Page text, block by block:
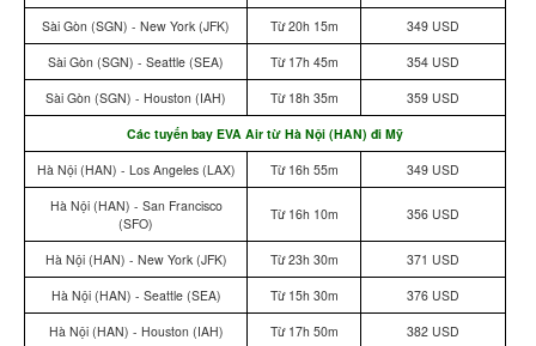
Sài Gòn (SGN) - New York (JFK) Từ 20h 15m
349 USD
Sài Gòn (SGN) - Seattle (SEA)
Từ 17h 45m
354 USD
Sài Gòn (SGN) - Houston (IAH)
Từ 18h 35m
359 USD
Các tuyến bay EVA Air từ Hà Nội (HAN) đi Mỹ
Hà Nội (HAN) - Los Angeles (LAX)
Từ 16h 55m
349 USD
Hà Nội (HAN) - San Francisco
(SFO)
Từ 16h 10m 356 USD
Hà Nội (HAN) - New York (JFK) Từ 23h 30m
371 USD
Hà Nội (HAN) - Seattle (SEA)
Từ 15h 30m
376 USD
Hà Nội (HAN) - Houston (IAH)
Từ 17h 50m
382 USD